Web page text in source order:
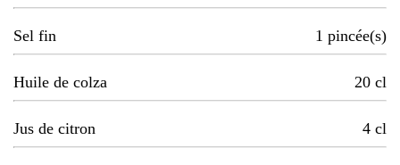
Sel fin 1 pincée(s)
Huile de colza 20 cl
Jus de citron 4 cl